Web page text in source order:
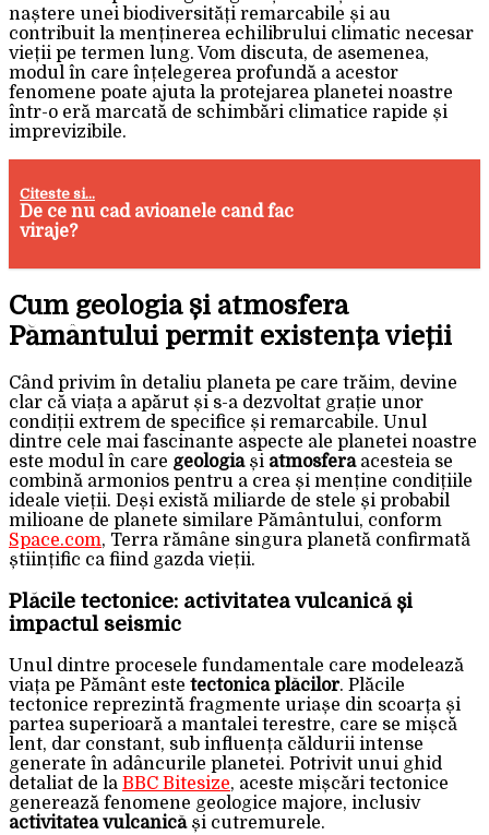
naștere unei biodiversități remarcabile și au
contribuit la menținerea echilibrului climatic necesar
vieții pe termen lung. Vom discuta, de asemenea,
modul în care înțelegerea profundă a acestor
fenomene poate ajuta la protejarea planetei noastre
într-o eră marcată de schimbări climatice rapide și
imprevizibile.
Citeste si...
De ce nu cad avioanele cand fac
viraje?
Cum geologia și atmosfera
Pământului permit existența vieții
Când privim în detaliu planeta pe care trăim, devine
clar că viața a apărut și s-a dezvoltat grație unor
condiții extrem de specifice și remarcabile. Unul
dintre cele mai fascinante aspecte ale planetei noastre
este modul în care geologiași atmosferaacesteia se
combină armonios pentru a crea și menține condițiile
ideale vieții. Deși există miliarde de stele și probabil
milioane de planete similare Pământului, conform
Space.com, Terra rămâne singura planetă confirmată
științific ca fiind gazda vieții.
Plăcile tectonice: activitatea vulcanică și
impactul seismic
Unul dintre procesele fundamentale care modelează
viața pe Pământ este tectonica plăcilor. Plăcile
tectonice reprezintă fragmente uriașe din scoarța și
partea superioară a mantalei terestre, care se mișcă
lent, dar constant, sub influența căldurii intense
generate în adâncurile planetei. Potrivit unui ghid
detaliat de la BBC Bitesize, aceste mișcări tectonice
generează fenomene geologice majore, inclusiv
activitatea vulcanicăși cutremurele.